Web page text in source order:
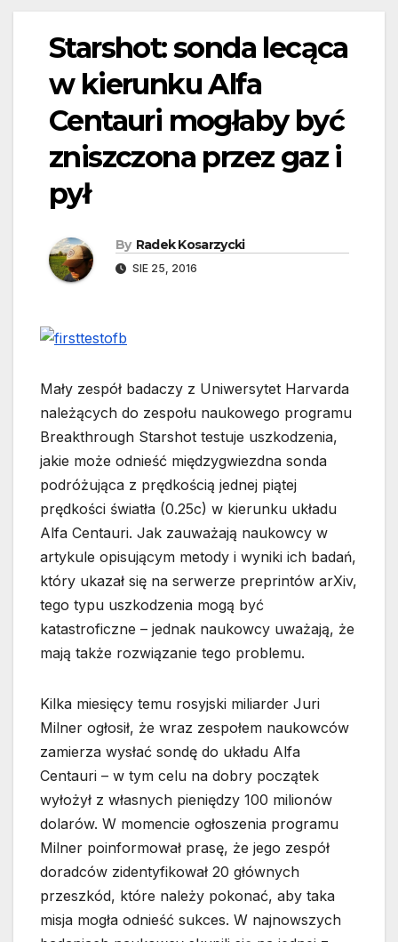
Starshot: sonda lecąca
w kierunku Alfa
Centauri mogłaby być
zniszczona przez gaz i
pył
By Radek Kosarzycki
SIE 25, 2016
Mały zespół badaczy z Uniwersytet Harvarda
należących do zespołu naukowego programu
Breakthrough Starshot testuje uszkodzenia,
jakie może odnieść międzygwiezdna sonda
podróżująca z prędkością jednej piątej
prędkości światła (0.25c) w kierunku układu
Alfa Centauri. Jak zauważają naukowcy w
artykule opisującym metody i wyniki ich badań,
który ukazał się na serwerze preprintów arXiv,
tego typu uszkodzenia mogą być
katastroficzne – jednak naukowcy uważają, że
mają także rozwiązanie tego problemu.
Kilka miesięcy temu rosyjski miliarder Juri
Milner ogłosił, że wraz zespołem naukowców
zamierza wysłać sondę do układu Alfa
Centauri – w tym celu na dobry początek
wyłożył z własnych pieniędzy 100 milionów
dolarów. W momencie ogłoszenia programu
Milner poinformował prasę, że jego zespół
doradców zidentyfikował 20 głównych
przeszkód, które należy pokonać, aby taka
misja mogła odnieść sukces. W najnowszych